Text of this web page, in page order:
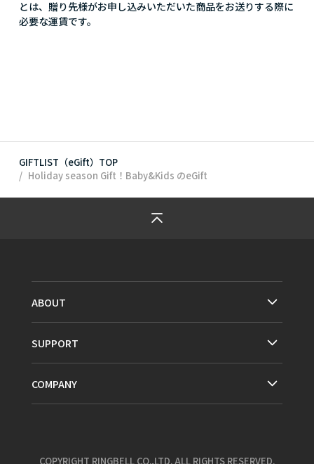
とは、贈り先様がお申し込みいただいた商品をお送りする際に
必要な運賃です。
GIFTLIST（eGift）TOP
Holiday season Gift！Baby&Kids のeGift
ABOUT
SUPPORT
COMPANY
COPYRIGHT RINGBELL CO.,LTD. ALL RIGHTS RESERVED.